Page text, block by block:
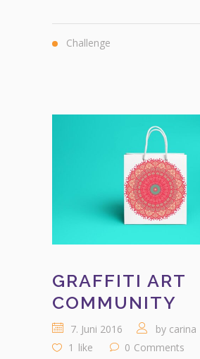
Challenge
GRAFFITI ART
COMMUNITY
7. Juni 2016 by carina
1 like 0 Comments